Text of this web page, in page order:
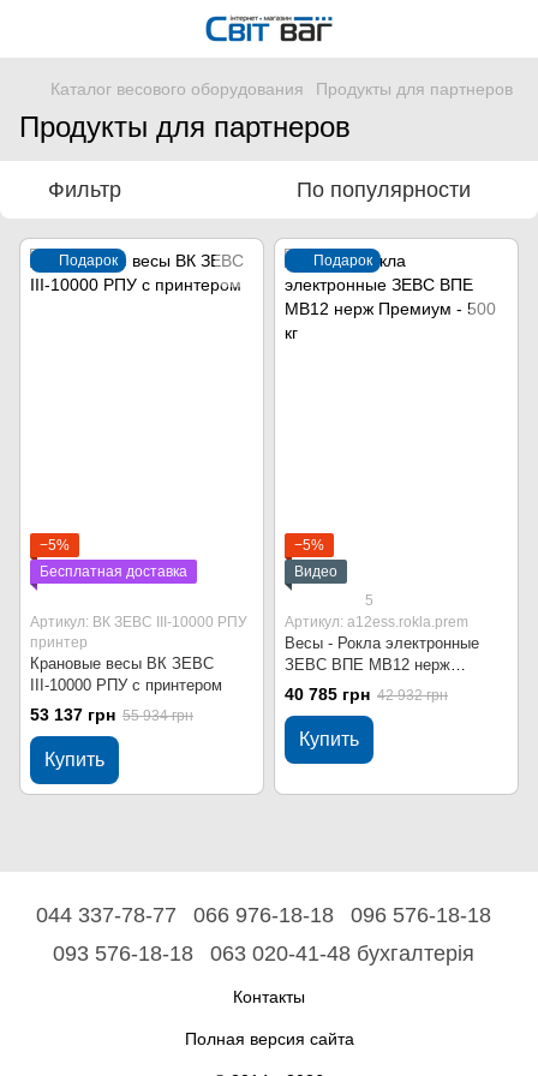
Каталог весового оборудования Продукты для партнеров
Продукты для партнеров
Фильтр По популярности
Подарок
−5%
Бесплатная доставка
Артикул: ВК ЗЕВС ІІІ-10000 РПУ
принтер
Крановые весы ВК ЗЕВС
ІІІ-10000 РПУ с принтером
53 137 грн 55 934 грн
Купить
Подарок
−5%
Видео
5
Артикул: a12ess.rokla.prem
Весы - Рокла электронные
ЗЕВС ВПЕ МВ12 нерж
Премиум - 500 кг
40 785 грн 42 932 грн
Купить
044 337-78-77 066 976-18-18
096 576-18-18
093 576-18-18
063 020-41-48 бухгалтерія
Контакты
Полная версия сайта